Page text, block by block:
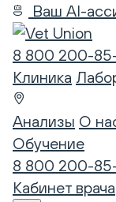
Ваш AI-
8 800 200-
Клиника
Анализы О
Обучение
8 800 200-
Кабинет врача